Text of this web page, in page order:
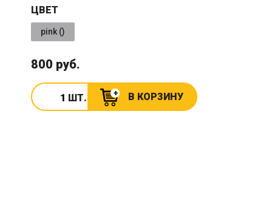
ЦВЕТ
pink ()
800 руб.
ШТ. В КОРЗИНУ